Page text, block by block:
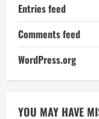
Entries feed
Comments feed
WordPress.org
YOU MAY HAVE